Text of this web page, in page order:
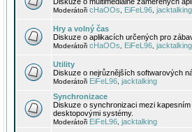
Moderátoři cHaOOs EiFeL96 jacktalking
Hry a volný čas
Diskuze o aplikacích určených pro
Moderátoři cHaOOs EiFeL96 jacktalking
Utility
Diskuze o nejrůznějších softwarových
Moderátoři EiFeL96 jacktalking
Synchronizace
Diskuze o synchronizaci mezi
desktopovými systémy.
Moderátoři EiFeL96 jacktalking